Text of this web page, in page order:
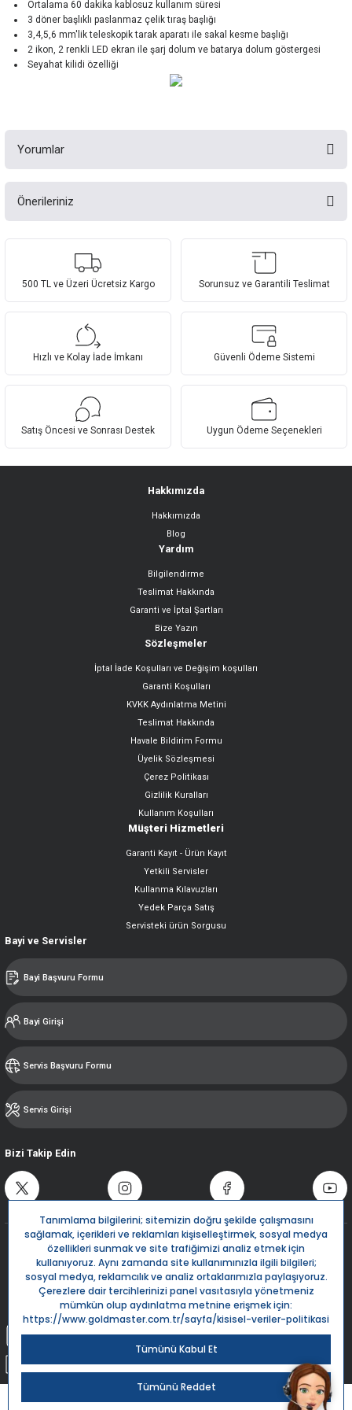
Ortalama 60 dakika kablosuz kullanım süresi
3 döner başlıklı paslanmaz çelik tıraş başlığı
3,4,5,6 mm'lik teleskopik tarak aparatı ile sakal kesme başlığı
2 ikon, 2 renkli LED ekran ile şarj dolum ve batarya dolum göstergesi
Seyahat kilidi özelliği
Yorumlar
Kaliteli Ürün
Şık ve kullanışlı bir ürün. Tavsiye ediyorum.
Önerileriniz
Bu ürünün fiyat bilgisi, resim, ürün açıklamalarında ve diğer konularda
yetersiz gördüğünüz noktaları öneri formunu kullanarak tarafımıza
Görüş ve önerileriniz için teşekkür ederiz.
Ürün resmi kalitesiz, bozuk veya görüntülenemiyor.
Ürün açıklamasında eksik bilgiler bulunuyor.
Bu ürüne benzer farklı alternatifler olmalı.
Gönder
500 TL ve Üzeri Ücretsiz Kargo Sorunsuz ve Garantili Teslimat
Hızlı ve Kolay İade İmkanı Güvenli Ödeme Sistemi
Satış Öncesi ve Sonrası Destek Uygun Ödeme Seçenekleri
Hakkımızda
Hakkımızda
Blog
Yardım
Bilgilendirme
Teslimat Hakkında
Garanti ve İptal Şartları
Bize Yazın
Sözleşmeler
İptal İade Koşulları ve Değişim koşulları
Garanti Koşulları
KVKK Aydınlatma Metini
Teslimat Hakkında
Havale Bildirim Formu
Üyelik Sözleşmesi
Çerez Politikası
Gizlilik Kuralları
Kullanım Koşulları
Müşteri Hizmetleri
Garanti Kayıt - Ürün Kayıt
Yetkili Servisler
Kullanma Kılavuzları
Yedek Parça Satış
Servisteki ürün Sorgusu
Bayi ve Servisler
Bayi Başvuru Formu
Bayi Girişi
Servis Başvuru Formu
Servis Girişi
Bizi Takip Edin
Destek Hattı
0850 532 5666
Bize Yazın
Kargom Nerede?
Goldmaster.com.tr © 2024 - Tüm hakları saklıdır.
Live Support